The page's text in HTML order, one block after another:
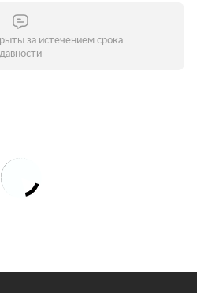
за истечением срока
давности